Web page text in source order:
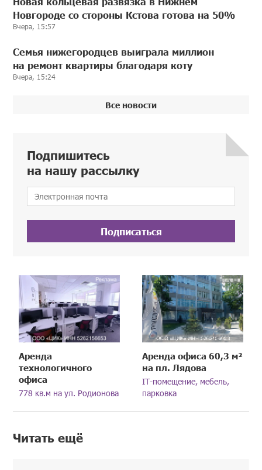
Новгороде со стороны Кстова готова на 50%
Вчера, 15:57
Семья нижегородцев выиграла миллион
на ремонт квартиры благодаря коту
Вчера, 15:24
Все новости
Подпишитесь
на нашу рассылку
Подписаться
Аренда
технологичного
офиса
778 кв.м на ул. Родионова
Аренда офиса 60,3 м²
на пл. Лядова
IT-помещение, мебель,
парковка
Читать ещё